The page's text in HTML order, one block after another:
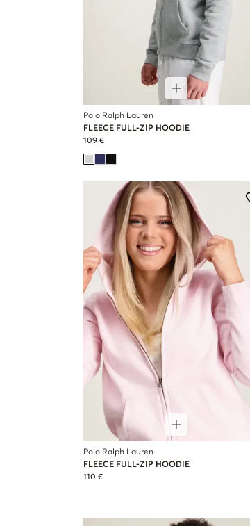
Polo Ralph Lauren
FLEECE FULL-ZIP HOODIE
109 €
Polo Ralph Lauren
FLEECE FULL-ZIP HOODIE
110 €